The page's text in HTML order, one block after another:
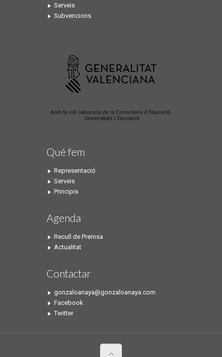
Serveis
Subvencions
Qué fem
Representació
Serveis
Principis
Agenda
Recull de Premsa
Actualitat
Contactar
gonzaloanaya@gonzaloanaya.com
Facebook
Twitter